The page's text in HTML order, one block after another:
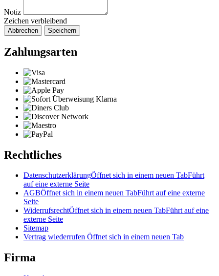
Notiz
Zeichen verbleibend
Abbrechen Speichern
Zahlungsarten
Rechtliches
DatenschutzerklärungÖffnet sich in einem neuen TabFührt
auf eine externe Seite
AGBÖffnet sich in einem neuen TabFührt auf eine externe
Seite
WiderrufsrechtÖffnet sich in einem neuen TabFührt auf eine
externe Seite
Sitemap
Vertrag wiederrufen Öffnet sich in einem neuen Tab
Firma